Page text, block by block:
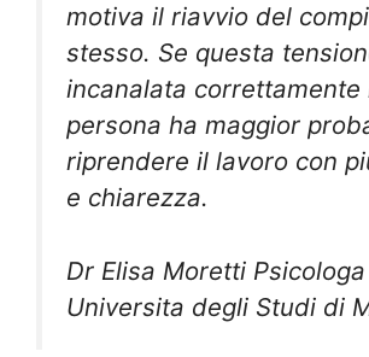
motiva il riavvio del
stesso. Se questa
incanalata correttamente
persona ha maggior
riprendere il lavoro con
e chiarezza.
Dr Elisa Moretti
Universita degli Studi di